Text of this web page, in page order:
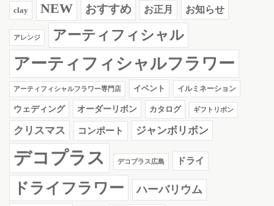
clay NEW おすすめ お正月 お知らせ
アレンジ アーティフィシャル
アーティフィシャルフラワー
アーティフィシャルフラワー専門店 イベント イルミネーション
ウェディング オーダーリボン カタログ ギフトリボン
クリスマス コンポート ジャンボリボン
デコプラス デコプラス広島 ドライ
ドライフラワー ハーバリウム